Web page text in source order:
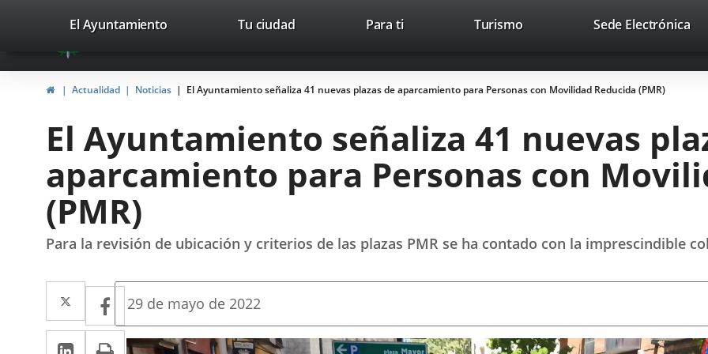
Portal
Web
del
Valladolid
avaTop Trabaja con nosotros Contacto
valladolid.es
El Ayuntamiento Tu ciudad Para ti TurismoEste
abrirá
en
nueva.
Sede Electrónica
InicioActualidad Noticias El Ayuntamiento señaliza 41 nuevas plazas de aparcamiento para Personas con Movilidad Reducida (PMR)
El Ayuntamiento señaliza 41 nuevas
aparcamiento para Personas con
(PMR)
Para la revisión de ubicación y criterios de las plazas PMR se ha contado con la imprescindible
Twitter
Enlace
a
una
Facebook
Enlace
a
LinkedIn
EnlaceImprimir
Fecha
la
noticia
29 de mayo de 2022